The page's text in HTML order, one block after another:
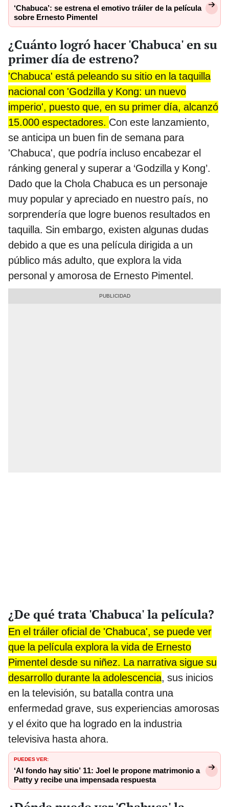
‘Chabuca’: se estrena el emotivo tráiler de la película
sobre Ernesto Pimentel
¿Cuánto logró hacer 'Chabuca' en su
primer día de estreno?
'Chabuca' está peleando su sitio en la taquilla
nacional con 'Godzilla y Kong: un nuevo
imperio', puesto que, en su primer día, alcanzó
15.000 espectadores. Con este lanzamiento,
se anticipa un buen fin de semana para
'Chabuca', que podría incluso encabezar el
ránking general y superar a ‘Godzilla y Kong’.
Dado que la Chola Chabuca es un personaje
muy popular y apreciado en nuestro país, no
sorprendería que logre buenos resultados en
taquilla. Sin embargo, existen algunas dudas
debido a que es una película dirigida a un
público más adulto, que explora la vida
personal y amorosa de Ernesto Pimentel.
¿De qué trata 'Chabuca' la película?
En el tráiler oficial de 'Chabuca', se puede ver
que la película explora la vida de Ernesto
Pimentel desde su niñez. La narrativa sigue su
desarrollo durante la adolescencia, sus inicios
en la televisión, su batalla contra una
enfermedad grave, sus experiencias amorosas
y el éxito que ha logrado en la industria
televisiva hasta ahora.
PUEDES VER:
‘Al fondo hay sitio’ 11: Joel le propone matrimonio a
Patty y recibe una impensada respuesta